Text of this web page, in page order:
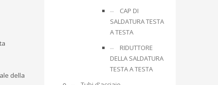
della
CAP DI
SALDATURA TESTA
A TESTA
RIDUTTORE
DELLA SALDATURA
TESTA A TESTA